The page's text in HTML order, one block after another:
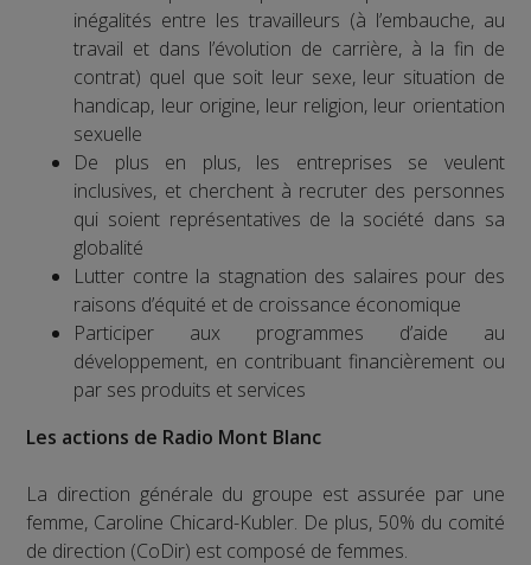
inégalités entre les travailleurs (à l’embauche, au
travail et dans l’évolution de carrière, à la fin de
contrat) quel que soit leur sexe, leur situation de
handicap, leur origine, leur religion, leur orientation
sexuelle
De plus en plus, les entreprises se veulent
inclusives, et cherchent à recruter des personnes
qui soient représentatives de la société dans sa
globalité
Lutter contre la stagnation des salaires pour des
raisons d’équité et de croissance économique
Participer aux programmes d’aide au
développement, en contribuant financièrement ou
par ses produits et services
Les actions de Radio Mont Blanc
La direction générale du groupe est assurée par une
femme, Caroline Chicard-Kubler. De plus, 50% du comité
de direction (CoDir) est composé de femmes.